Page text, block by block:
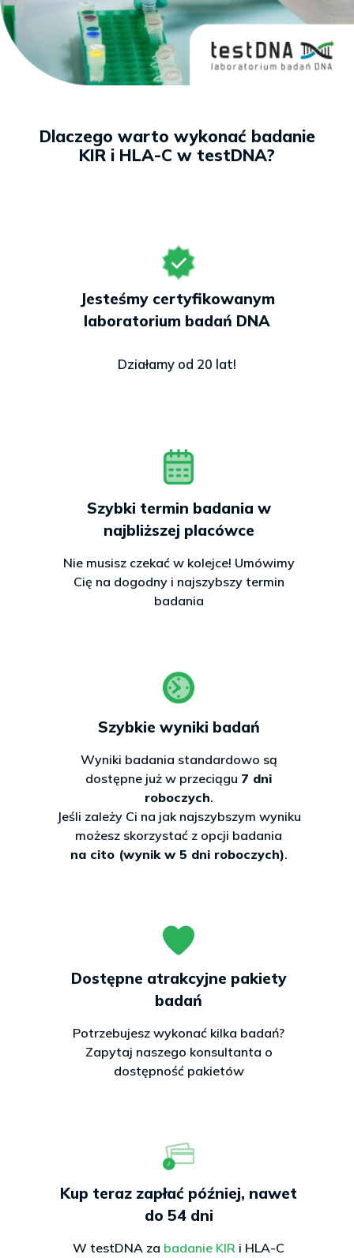
Pakiet dla pary
KIR + 2x HLA-C
Pełniejsza ocena, bo liczy
się połączenie wyników
1412 zł
Zarezerwuj termin w placówce
Dlaczego warto wykonać badanie
KIR i HLA-C w testDNA?
Jesteśmy certyfikowanym
laboratorium badań DNA
Działamy od 20 lat!
Szybki termin badania w
najbliższej placówce
Nie musisz czekać w kolejce! Umówimy
Cię na dogodny i najszybszy termin
badania
Szybkie wyniki badań
Wyniki badania standardowo są
dostępne już w przeciągu 7 dni
roboczych.
Jeśli zależy Ci na jak najszybszym wyniku
możesz skorzystać z opcji badania
na cito (wynik w 5 dni roboczych).
Dostępne atrakcyjne pakiety
badań
Potrzebujesz wykonać kilka badań?
Zapytaj naszego konsultanta o
dostępność pakietów
Kup teraz zapłać później, nawet
do 54 dni
W testDNA za badanie KIR i HLA-C